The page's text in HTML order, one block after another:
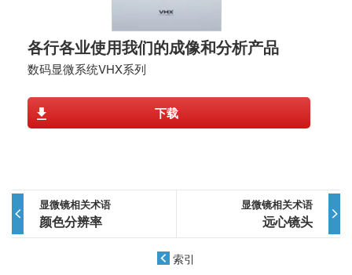
各行各业使用我们的成像和分析产品
数码显微系统VHX系列
下载
显微镜相关术语
颜色分辨率
显微镜相关术语
远心镜头
索引